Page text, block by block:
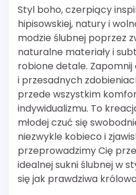
Styl boho, czerpiący
hipisowskiej, natury i
modzie ślubnej poprzez
naturalne materiały i
robione detale.
i przesadnych
przede wszystkim
indywidualizmu. To
młodej czuć się
niezwykle kobieco i
przeprowadzimy Cię
idealnej sukni ślubnej w
się jak prawdziwa